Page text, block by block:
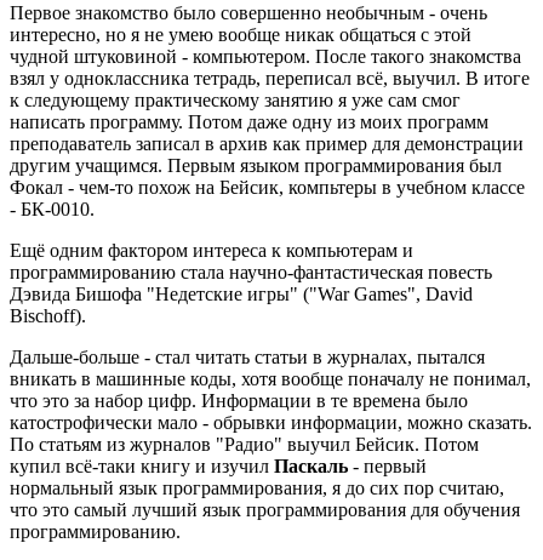
Первое знакомство было совершенно необычным - очень
интересно, но я не умею вообще никак общаться с этой
чудной штуковиной - компьютером. После такого знакомства
взял у одноклассника тетрадь, переписал всё, выучил. В итоге
к следующему практическому занятию я уже сам смог
написать программу. Потом даже одну из моих программ
преподаватель записал в архив как пример для демонстрации
другим учащимся. Первым языком программирования был
Фокал - чем-то похож на Бейсик, компьтеры в учебном классе
- БК-0010.
Ещё одним фактором интереса к компьютерам и
программированию стала научно-фантастическая повесть
Дэвида Бишофа "Недетские игры" ("War Games", David
Bischoff).
Дальше-больше - стал читать статьи в журналах, пытался
вникать в машинные коды, хотя вообще поначалу не понимал,
что это за набор цифр. Информации в те времена было
катострофически мало - обрывки информации, можно сказать.
По статьям из журналов "Радио" выучил Бейсик. Потом
купил всё-таки книгу и изучил Паскаль - первый
нормальный язык программирования, я до сих пор считаю,
что это самый лучший язык программирования для обучения
программированию.